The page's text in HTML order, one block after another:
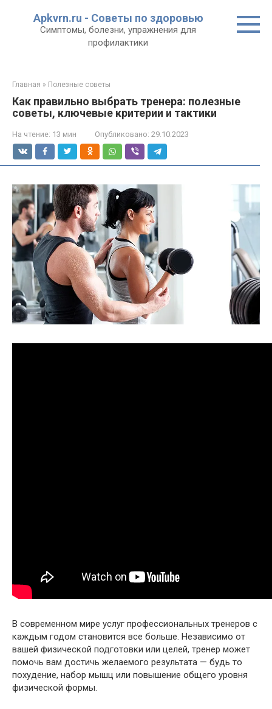
Apkvrn.ru - Советы по здоровью
Симптомы, болезни, упражнения для
профилактики
Главная » Полезные советы
Как правильно выбрать тренера: полезные
советы, ключевые критерии и тактики
На чтение: 13 мин Опубликовано: 29.10.2023
В современном мире услуг профессиональных тренеров с
каждым годом становится все больше. Независимо от
вашей физической подготовки или целей, тренер может
помочь вам достичь желаемого результата — будь то
похудение, набор мышц или повышение общего уровня
физической формы.